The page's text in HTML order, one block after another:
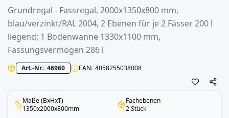
Grundregal - Fassregal, 2000x1350x800 mm,
blau/verzinkt/RAL 2004, 2 Ebenen für je 2 Fässer 200 l
liegend; 1 Bodenwanne 1330x1100 mm,
Fassungsvermögen 286 l
Art.-Nr. 46960 EAN 4058255038008
Maße (BxHxT)
1350x2000x800mm
Fachebenen
2 Stück